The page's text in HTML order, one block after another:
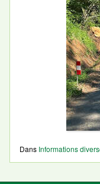
Dans Informations